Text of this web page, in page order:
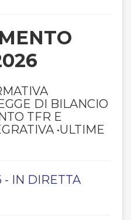
DI BILANCIO
TFR E
•ULTIME
IN DIRETTA